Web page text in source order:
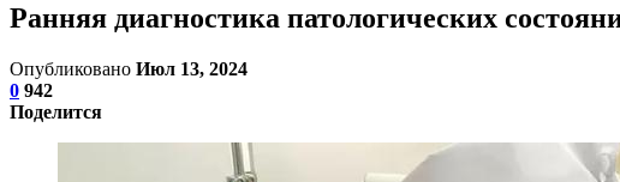
Ранняя диагностика патологических
Опубликовано Июл 13, 2024
0 942
Поделится